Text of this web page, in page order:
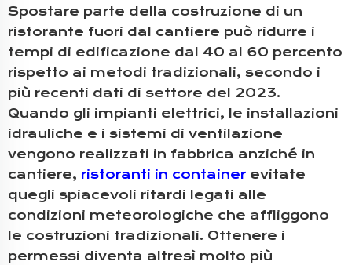
Spostare parte della costruzione di un
ristorante fuori dal cantiere può ridurre i
tempi di edificazione dal 40 al 60 percento
rispetto ai metodi tradizionali, secondo i
più recenti dati di settore del 2023.
Quando gli impianti elettrici, le installazioni
idrauliche e i sistemi di ventilazione
vengono realizzati in fabbrica anziché in
cantiere, ristoranti in container evitate
quegli spiacevoli ritardi legati alle
condizioni meteorologiche che affliggono
le costruzioni tradizionali. Ottenere i
permessi diventa altresì molto più